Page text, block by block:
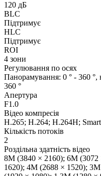
120 дБ
BLC
Підтримує
HLC
Підтримує
ROI
4 зони
Регулювання по осях
Панорамування: 0 ° - 360 °,
360 °
Апертура
F1.0
Відео компресія
H.265; H.264; H.264H;
Кількість потоків
2
Роздільна здатність відео
8M (3840 × 2160); 6M
1620); 4M (2688 × 1520);